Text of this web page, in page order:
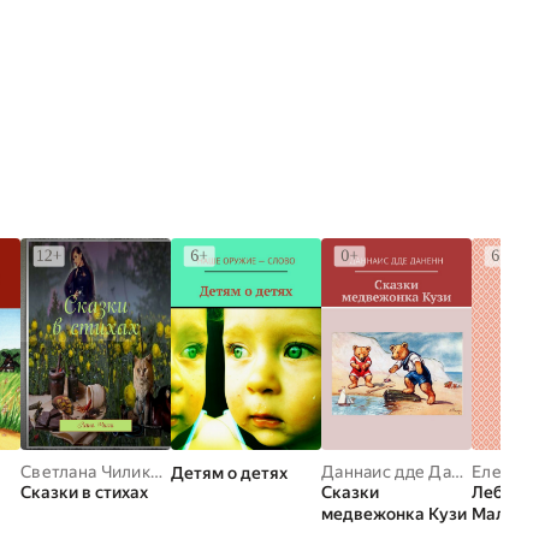
Светлана Чиликина
Сказки в стихах
Детям о детях
Даннаис дде Даненн
Сказки
медвежонка Кузи
Елена